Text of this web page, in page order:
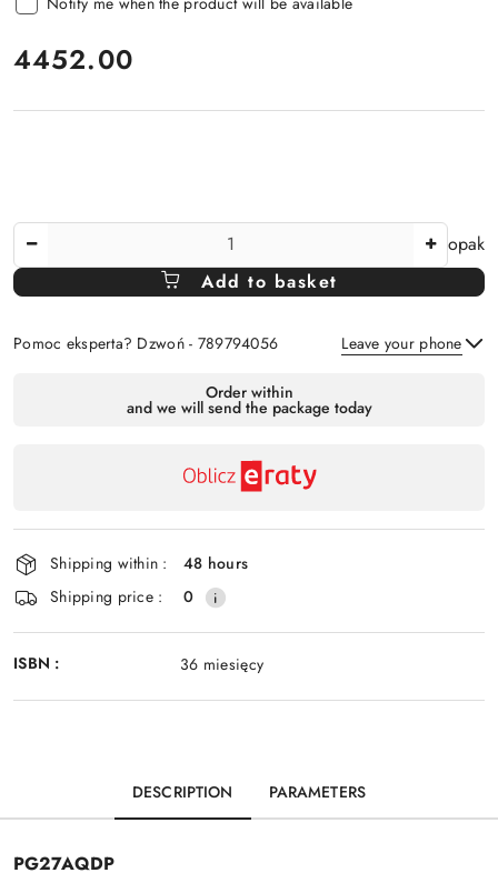
price:
4452.00
Of
opak
Add to basket
Pomoc eksperta? Dzwoń - 789794056 Leave your phone
Order within
and we will send the package today
Shipping within :
48 hours
Shipping price :
0
ISBN : 36 miesięcy
DESCRIPTION PARAMETERS
PG27AQDP